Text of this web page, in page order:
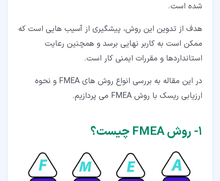
۴‏-‏۲‏- تجهیزات مورد نیاز از طریق رتبه بندی سطح شدت
۴‏-‏۳‏- علل بالقوه و کنترل های پیشگیرانه از طریق رتبه بندی
امکان وقوع (توسعه مسیر 2)
تشخیص (توسعه مسیر 3)
شده است.
هدف از تدوین این روش، پیشگیری از آسیب هایی است که
ممکن است به کاربر نهایی برسد و همچنین رعایت
استانداردها و مقررات ایمنی کار است.
در این مقاله به بررسی انواع روش های FMEA و نحوه
ارزیابی ریسک با روش FMEA می پردازیم.
۱‏- روش FMEA چیست؟